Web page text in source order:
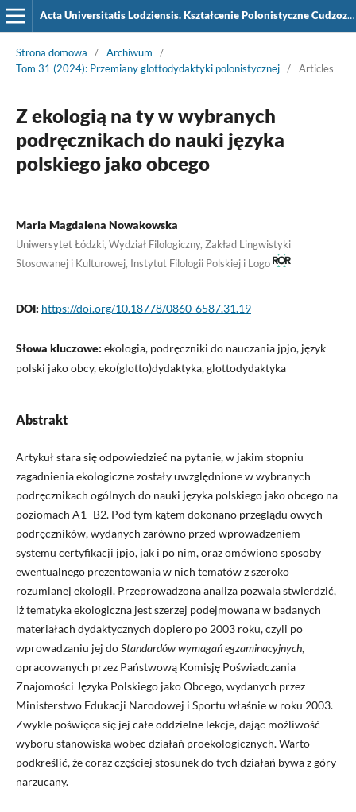
Acta Universitatis Lodziensis. Kształcenie Polonistyczne Cudzoziemców
Strona domowa / Archiwum
/
Tom 31 (2024): Przemiany glottodydaktyki polonistycznej / Articles
Z ekologią na ty w wybranych
podręcznikach do nauki języka
polskiego jako obcego
Maria Magdalena Nowakowska
Uniwersytet Łódzki, Wydział Filologiczny, Zakład Lingwistyki
Stosowanej i Kulturowej, Instytut Filologii Polskiej i Logo
DOI: https://doi.org/10.18778/0860-6587.31.19
Słowa kluczowe: ekologia, podręczniki do nauczania jpjo, język
polski jako obcy, eko(glotto)dydaktyka, glottodydaktyka
Abstrakt
Artykuł stara się odpowiedzieć na pytanie, w jakim stopniu
zagadnienia ekologiczne zostały uwzględnione w wybranych
podręcznikach ogólnych do nauki języka polskiego jako obcego na
poziomach A1–B2. Pod tym kątem dokonano przeglądu owych
podręczników, wydanych zarówno przed wprowadzeniem
systemu certyfikacji jpjo, jak i po nim, oraz omówiono sposoby
ewentualnego prezentowania w nich tematów z szeroko
rozumianej ekologii. Przeprowadzona analiza pozwala stwierdzić,
iż tematyka ekologiczna jest szerzej podejmowana w badanych
materiałach dydaktycznych dopiero po 2003 roku, czyli po
wprowadzaniu jej doStandardów wymagań egzaminacyjnych,
opracowanych przez Państwową Komisję Poświadczania
Znajomości Języka Polskiego jako Obcego, wydanych przez
Ministerstwo Edukacji Narodowej i Sportu właśnie w roku 2003.
Zwykle poświęca się jej całe oddzielne lekcje, dając możliwość
wyboru stanowiska wobec działań proekologicznych. Warto
podkreślić, że coraz częściej stosunek do tych działań bywa z góry
narzucany.